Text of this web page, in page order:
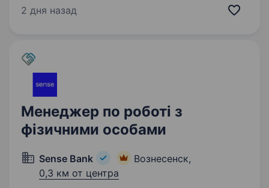
хочеться працювати в комфортній атмосфері,
2 дня назад
Менеджер по роботі з
фізичними особами
Sense Bank
Вознесенск,
0,3 км от центра